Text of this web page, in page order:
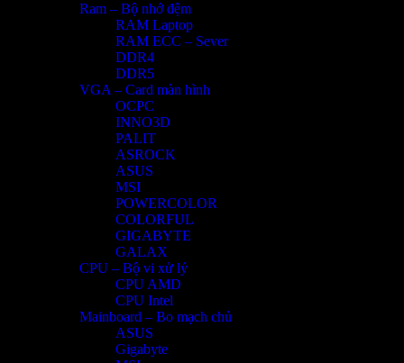
Ram – Bộ nhớ đệm
RAM Laptop
RAM ECC – Sever
DDR4
DDR5
VGA – Card màn hình
OCPC
INNO3D
PALIT
ASROCK
ASUS
MSI
POWERCOLOR
COLORFUL
GIGABYTE
GALAX
CPU – Bộ vi xử lý
CPU AMD
CPU Intel
Mainboard – Bo mạch chủ
ASUS
Gigabyte